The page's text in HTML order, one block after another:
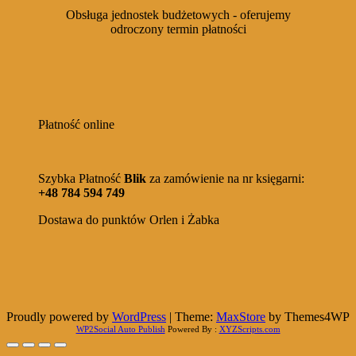
Obsługa jednostek budżetowych - oferujemy
odroczony termin płatności
Płatność online
Szybka Płatność Blik za zamówienie na nr księgarni:
+48 784 594 749
Dostawa do punktów Orlen i Żabka
Proudly powered by WordPress | Theme: MaxStore by Themes4WP
WP2Social Auto Publish Powered By : XYZScripts.com